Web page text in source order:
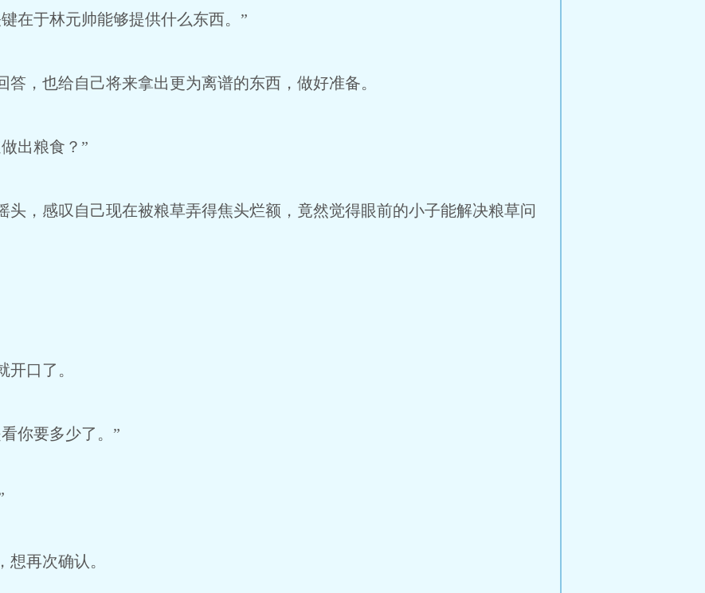
在于林元帅能够提供什么东西。”
，也给自己将来拿出更为离谱的东西，做好准备。
出粮食？”
头，感叹自己现在被粮草弄得焦头烂额，竟然觉得眼前的小子能解决粮草问
口了。
你要多少了。”
再次确认。